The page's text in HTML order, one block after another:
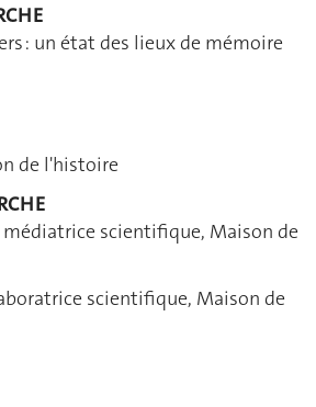
: un état des lieux de mémoire
de l'histoire
médiatrice scientifique, Maison de
scientifique, Maison de